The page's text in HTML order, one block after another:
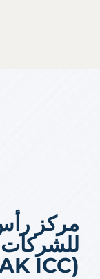
مركز
للشركات
(RAK ICC)